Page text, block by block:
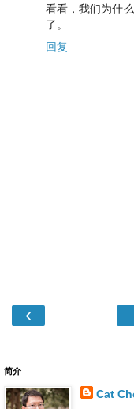
看看，我们为什
了。
回复
‹
简介
Cat